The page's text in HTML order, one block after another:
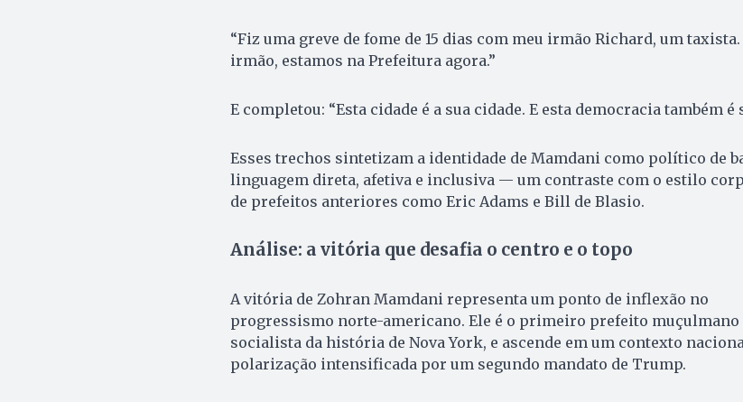
“Fiz uma greve de fome de 15 dias com meu irmão Richard, um taxista.
irmão, estamos na Prefeitura agora.”
E completou: “Esta cidade é a sua cidade. E esta democracia também é
Esses trechos sintetizam a identidade de Mamdani como político de
linguagem direta, afetiva e inclusiva — um contraste com o estilo
de prefeitos anteriores como Eric Adams e Bill de Blasio.
Análise: a vitória que desafia o centro e o topo
A vitória de Zohran Mamdani representa um ponto de inflexão no
progressismo norte-americano. Ele é o primeiro prefeito muçulmano
socialista da história de Nova York, e ascende em um contexto
polarização intensificada por um segundo mandato de Trump.